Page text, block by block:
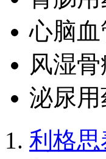
心脑血
风湿骨
泌尿用
利格